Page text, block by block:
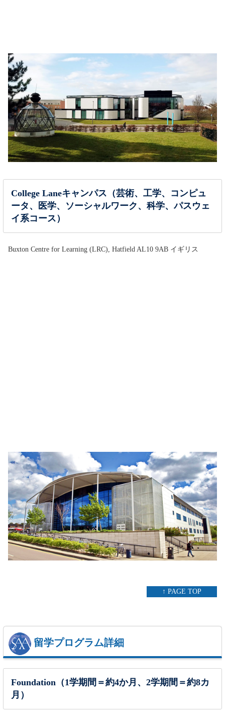
College Laneキャンパス（芸術、工学、コンピュ
ータ、医学、ソーシャルワーク、科学、パスウェ
イ系コース）
Buxton Centre for Learning (LRC), Hatfield AL10 9AB イギリス
↑ PAGE TOP
留学プログラム詳細
Foundation（1学期間＝約4か月、2学期間＝約8カ
月）